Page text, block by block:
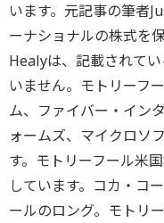
います。元記事の筆者
ーナショナルの株式を
Healyは、記載されて
いません。モトリーフ
ム、ファイバー・イン
ォームズ、マイクロソ
す。モトリーフール米
しています。コカ・コ
ールのロング。モトリ